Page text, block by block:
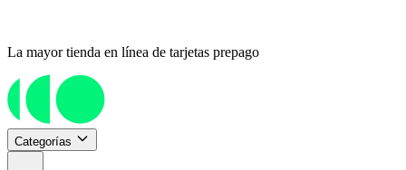
La mayor tienda en línea de tarjetas prepago
Categorías